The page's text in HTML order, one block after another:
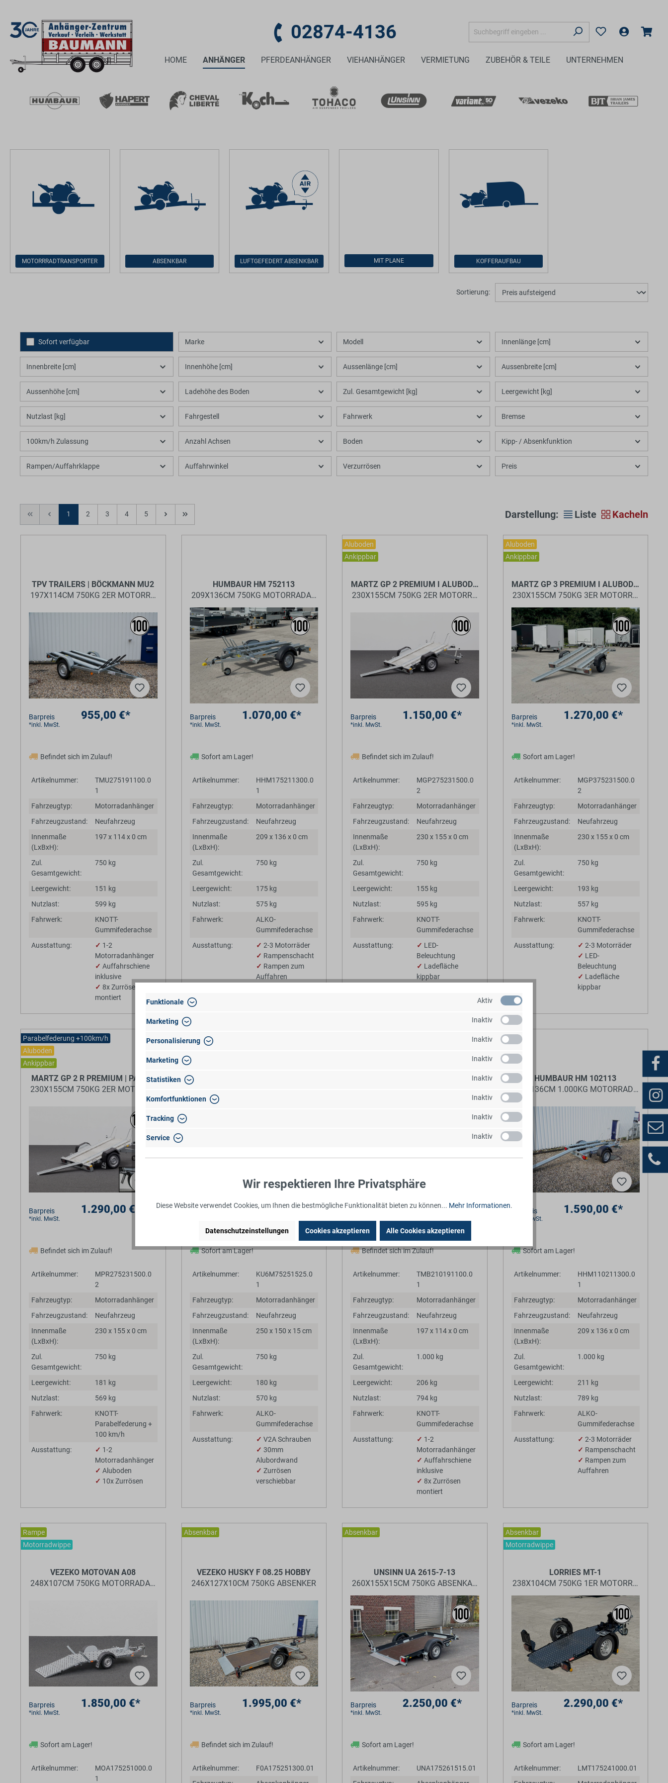
02874-4136
HOME ANHÄNGER PFERDEANHÄNGER VIEHANHÄNGER VERMIETUNG ZUBEHÖR & TEILE UNTERNEHMEN
MOTORRRADTRANSPORTER ABSENKBAR LUFTGEFEDERT ABSENKBAR MIT PLANE KOFFERAUFBAU
Sortierung:
Sofort verfügbar Marke Modell Innenlänge [cm]
Innenbreite [cm] Innenhöhe [cm] Aussenlänge [cm] Aussenbreite [cm]
Aussenhöhe [cm] Ladehöhe des Boden Zul. Gesamtgewicht [kg] Leergewicht [kg]
Nutzlast [kg] Fahrgestell Fahrwerk Bremse
100km/h Zulassung Anzahl Achsen Boden Kipp- / Absenkfunktion
Rampen/Auffahrklappe Auffahrwinkel Verzurrösen Preis
1 2 3 4 5 Darstellung: Liste Kacheln
TPV TRAILERS | BÖCKMANN MU2
197X114CM 750KG 2ER MOTORRADANHÄNGER
Barpreis 955,00 €*
*inkl. MwSt.
Befindet sich im Zulauf!
Artikelnummer:
TMU275191100.0
1
Fahrzeugtyp:
Motorradanhänger
Fahrzeugzustand:
Neufahrzeug
Innenmaße
(LxBxH):
197 x 114 x 0 cm
Zul.
Gesamtgewicht:
750 kg
Leergewicht:
151 kg
Nutzlast:
599 kg
Fahrwerk:
KNOTT-
Gummifederachse
Ausstattung:
✓ 1-2
Motorradanhänger
✓ Auffahrschiene
inklusive
✓ 8x Zurrösen
montiert
HUMBAUR HM 752113
209X136CM 750KG MOTORRADANHÄNGER
Barpreis 1.070,00 €*
*inkl. MwSt.
Sofort am Lager!
Artikelnummer:
HHM175211300.0
1
Fahrzeugtyp:
Motorradanhänger
Fahrzeugzustand:
Neufahrzeug
Innenmaße
(LxBxH):
209 x 136 x 0 cm
Zul.
Gesamtgewicht:
750 kg
Leergewicht:
175 kg
Nutzlast:
575 kg
Fahrwerk:
ALKO-
Gummifederachse
Ausstattung:
✓ 2-3 Motorräder
✓ Rampenschacht
✓ Rampen zum
Auffahren
Aluboden
Ankippbar
MARTZ GP 2 PREMIUM I ALUBODEN
230X155CM 750KG 2ER MOTORRADANHÄNGER
Barpreis 1.150,00 €*
*inkl. MwSt.
Befindet sich im Zulauf!
Artikelnummer:
MGP275231500.0
2
Fahrzeugtyp:
Motorradanhänger
Fahrzeugzustand:
Neufahrzeug
Innenmaße
(LxBxH):
230 x 155 x 0 cm
Zul.
Gesamtgewicht:
750 kg
Leergewicht:
155 kg
Nutzlast:
595 kg
Fahrwerk:
KNOTT-
Gummifederachse
Ausstattung:
✓ LED-
Beleuchtung
✓ Ladefläche
kippbar
Aluboden
Ankippbar
MARTZ GP 3 PREMIUM I ALUBODEN
230X155CM 750KG 3ER
Barpreis 1.270,00 €*
*inkl. MwSt.
Sofort am Lager!
Artikelnummer:
MGP375231500.0
2
Fahrzeugtyp:
Motorradanhänger
Fahrzeugzustand:
Neufahrzeug
Innenmaße
(LxBxH):
230 x 155 x 0 cm
Zul.
Gesamtgewicht:
750 kg
Leergewicht:
193 kg
Nutzlast:
557 kg
Fahrwerk:
KNOTT-
Gummifederachse
Ausstattung:
✓ 2-3 Motorräder
✓ LED-
Beleuchtung
✓ Ladefläche
kippbar
Parabelfederung +100km/h
Aluboden
Ankippbar
MARTZ GP 2 R PREMIUM | PARABELFEDERUNG | ALUBODEN
230X155CM 750KG 2ER MOTORRADANHÄNGER
Barpreis 1.290,00 €*
*inkl. MwSt.
Befindet sich im Zulauf!
Artikelnummer:
MPR275231500.0
2
Fahrzeugtyp:
Motorradanhänger
Fahrzeugzustand:
Neufahrzeug
Innenmaße
(LxBxH):
230 x 155 x 0 cm
Zul.
Gesamtgewicht:
750 kg
Leergewicht:
181 kg
Nutzlast:
569 kg
Fahrwerk:
KNOTT-
Parabelfederung +
100 km/h
Ausstattung:
✓ 1-2
Motorradanhänger
✓ Aluboden
✓ 10x Zurrösen
Barpreis 1.495,00 €*
Sofort am Lager!
Artikelnummer:
KU6M75251525.0
1
Fahrzeugtyp:
Motorradanhänger
Fahrzeugzustand:
Neufahrzeug
Innenmaße
(LxBxH):
250 x 150 x 15 cm
Zul.
Gesamtgewicht:
750 kg
Leergewicht:
180 kg
Nutzlast:
570 kg
Fahrwerk:
ALKO-
Gummifederachse
Ausstattung:
✓ V2A Schrauben
✓ 30mm
Alubordwand
✓ Zurrösen
verschiebbar
TPV TRAILERS | BÖCKMANN MB2
Barpreis 1.499,00 €*
Befindet sich im Zulauf!
Artikelnummer:
TMB210191100.0
1
Fahrzeugtyp:
Motorradanhänger
Fahrzeugzustand:
Neufahrzeug
Innenmaße
(LxBxH):
197 x 114 x 0 cm
Zul.
Gesamtgewicht:
1.000 kg
Leergewicht:
206 kg
Nutzlast:
794 kg
Fahrwerk:
KNOTT-
Gummifederachse
Ausstattung:
✓ 1-2
Motorradanhänger
✓ Auffahrschiene
inklusive
✓ 8x Zurrösen
montiert
HUMBAUR HM 102113
209X136CM 1.000KG
Barpreis 1.590,00 €*
*inkl. MwSt.
Sofort am Lager!
Artikelnummer:
HHM110211300.0
1
Fahrzeugtyp:
Motorradanhänger
Fahrzeugzustand:
Neufahrzeug
Innenmaße
(LxBxH):
209 x 136 x 0 cm
Zul.
Gesamtgewicht:
1.000 kg
Leergewicht:
211 kg
Nutzlast:
789 kg
Fahrwerk:
ALKO-
Gummifederachse
Ausstattung:
✓ 2-3 Motorräder
✓ Rampenschacht
✓ Rampen zum
Auffahren
Rampe
Motorradwippe
VEZEKO MOTOVAN A08
248X107CM 750KG MOTORRADANHÄNGER
Barpreis 1.850,00 €*
*inkl. MwSt.
Sofort am Lager!
Artikelnummer:
MOA175251000.0
1
Absenkbar
VEZEKO HUSKY F 08.25 HOBBY
246X127X10CM 750KG ABSENKER
Barpreis 1.995,00 €*
*inkl. MwSt.
Befindet sich im Zulauf!
Artikelnummer:
F0A175251300.01
Absenkbar
UNSINN UA 2615-7-13
260X155X15CM 750KG ABSENKANHÄNGER
Barpreis 2.250,00 €*
*inkl. MwSt.
Sofort am Lager!
Artikelnummer:
UNA175261515.01
Absenkbar
Motorradwippe
LORRIES MT-1
238X104CM 750KG 1ER
Barpreis 2.290,00 €*
*inkl. MwSt.
Sofort am Lager!
Artikelnummer:
LMT175241000.01
Funktionale Aktiv
Marketing Inaktiv
Personalisierung Inaktiv
Marketing Inaktiv
Statistiken Inaktiv
Komfortfunktionen Inaktiv
Tracking Inaktiv
Service Inaktiv
Wir respektieren Ihre Privatsphäre
Diese Website verwendet Cookies, um Ihnen die bestmögliche Funktionalität bieten zu können... Mehr Informationen.
Datenschutzeinstellungen Cookies akzeptieren Alle Cookies akzeptieren